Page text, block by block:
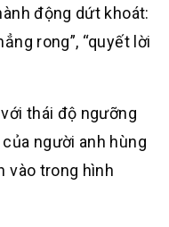
động dứt khoát:
rong”, “quyết lời
thái độ ngưỡng
người anh hùng
vào trong hình